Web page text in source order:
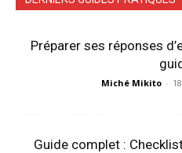
Préparer ses réponses
Miché Mikito -
Guide complet :